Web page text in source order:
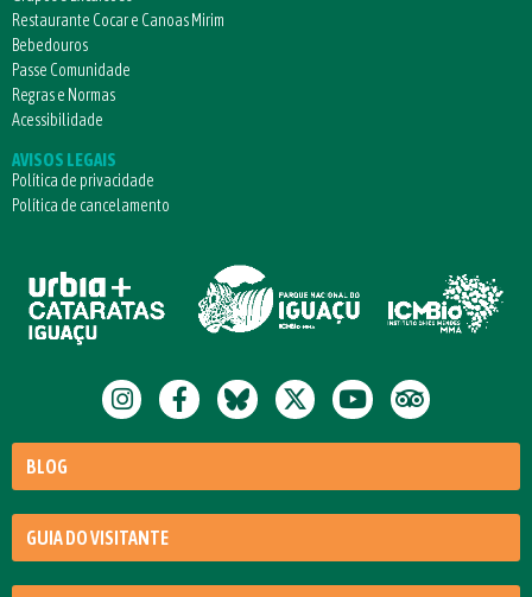
Restaurante Cocar e Canoas Mirim
Bebedouros
Passe Comunidade
Regras e Normas
Acessibilidade
AVISOS LEGAIS
Política de privacidade
Política de cancelamento
BLOG
GUIA DO VISITANTE